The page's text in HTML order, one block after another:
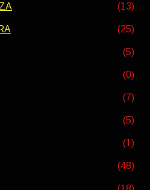
(13)
(25)
(5)
(0)
(7)
(5)
(1)
(48)